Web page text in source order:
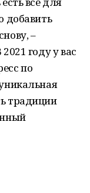
добавить
–
году у вас
по
традиции